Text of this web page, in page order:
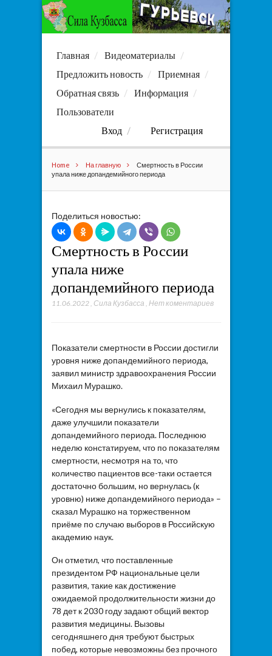
Главная
Видеоматериалы
Предложить новость
Приемная
Обратная связь
Информация
Пользователи
Вход
Регистрация
Home На главную
Смертность в России
упала ниже допандемийного периода
Поделиться новостью:
Смертность в России
упала ниже
допандемийного периода
11.06.2022, Сила Кузбасса Нет коментариев
Показатели смертности в России достигли
уровня ниже допандемийного периода,
заявил министр здравоохранения России
Михаил Мурашко.
«Сегодня мы вернулись к показателям,
даже улучшили показатели
допандемийного периода. Последнюю
неделю констатируем, что по показателям
смертности, несмотря на то, что
количество пациентов все-таки остается
достаточно большим, но вернулась (к
уровню) ниже допандемийного периода» –
сказал Мурашко на торжественном
приёме по случаю выборов в Российскую
академию наук.
Он отметил, что поставленные
президентом РФ национальные цели
развития, такие как достижение
ожидаемой продолжительности жизни до
78 дет к 2030 году задают общий вектор
развития медицины. Вызовы
сегодняшнего дня требуют быстрых
побед, которые невозможны без прочного